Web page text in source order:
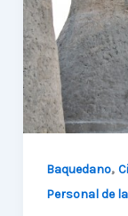
Baquedano,
Personal de